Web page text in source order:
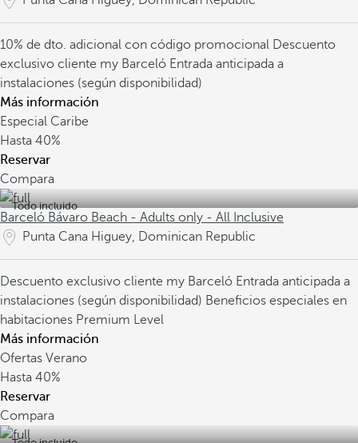
10% de dto. adicional con código promocional Descuento
exclusivo cliente my Barceló Entrada anticipada a
instalaciones (según disponibilidad)
Más información
Especial Caribe
Hasta 40%
Reservar
Compara
Todo incluido
Barceló Bávaro Beach - Adults only - All Inclusive
Punta Cana Higuey, Dominican Republic
Descuento exclusivo cliente my Barceló Entrada anticipada a
instalaciones (según disponibilidad) Beneficios especiales en
habitaciones Premium Level
Más información
Ofertas Verano
Hasta 40%
Reservar
Compara